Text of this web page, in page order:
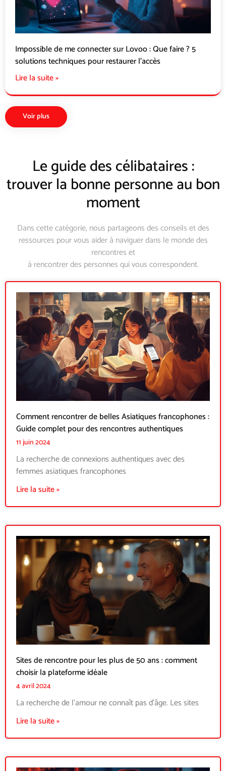
Impossible de me connecter sur Lovoo : Que faire ? 5
solutions techniques pour restaurer l’accès
Lire la suite »
Voir plus
Le guide des célibataires :
trouver la bonne personne au bon
moment
Dans cette catégorie, nous partageons des conseils et des
ressources pour vous aider à naviguer dans le monde des
rencontres et
à rencontrer des personnes qui vous correspondent.
Comment rencontrer de belles Asiatiques francophones :
Guide complet pour des rencontres authentiques
11 juin 2024
La recherche de connexions authentiques avec des
femmes asiatiques francophones
Lire la suite »
Sites de rencontre pour les plus de 50 ans : comment
choisir la plateforme idéale
4 avril 2024
La recherche de l’amour ne connaît pas d’âge. Les sites
Lire la suite »